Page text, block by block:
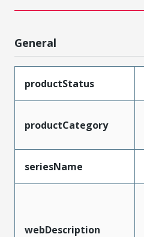
General
productStatus
productCategory
seriesName
webDescription